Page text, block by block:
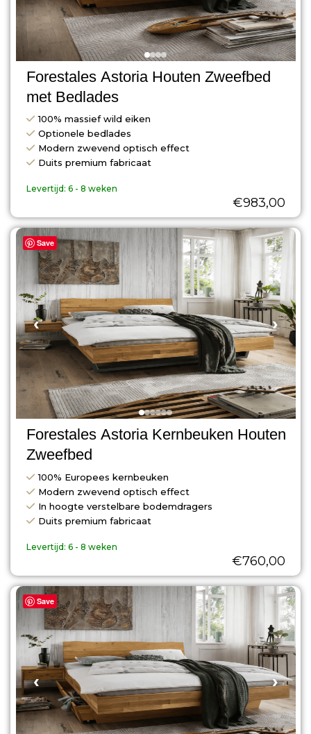
Forestales Astoria Houten Zweefbed
met Bedlades
100% massief wild eiken
Optionele bedlades
Modern zwevend optisch effect
Duits premium fabricaat
€983,00
Levertijd: 6 - 8 weken
Save
‹ ›
Forestales Astoria Kernbeuken Houten
Zweefbed
100% Europees kernbeuken
Modern zwevend optisch effect
In hoogte verstelbare bodemdragers
Duits premium fabricaat
€760,00
Levertijd: 6 - 8 weken
Save
‹ ›